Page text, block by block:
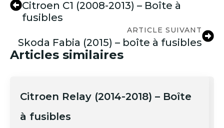
Citroen C1 (2008-2013) – Boîte à
fusibles
ARTICLE SUIVANT
Skoda Fabia (2015) – boîte à fusibles
Articles similaires
Citroen Relay (2014-2018) – Boîte
à fusibles